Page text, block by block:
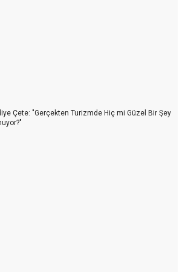
Çete: "Gerçekten Turizmde Hiç mi Güzel Bir Şey